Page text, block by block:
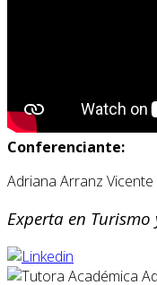
Conferenciante:
Adriana Arranz Vicente
Experta en